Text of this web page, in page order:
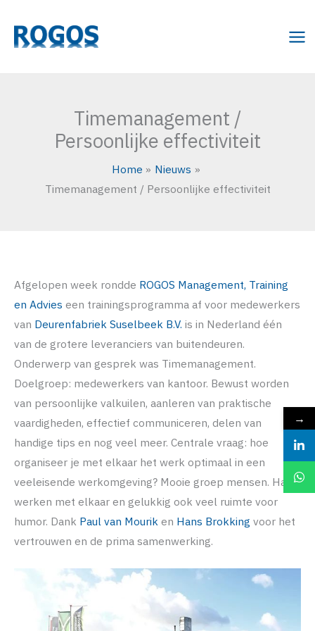
naar
Timemanagement /
Persoonlijke effectiviteit
Home
Nieuws
Timemanagement / Persoonlijke effectiviteit
Afgelopen week rondde ROGOS Management, Training
en Advies een trainingsprogramma af voor medewerkers
van Deurenfabriek Suselbeek B.V. is in Nederland één
van de grotere leveranciers van buitendeuren.
Onderwerp van gesprek was Timemanagement.
Doelgroep: medewerkers van kantoor. Bewust worden
van persoonlijke valkuilen, aanleren van praktische
vaardigheden, effectief communiceren, delen van
handige tips en nog veel meer. Centrale vraag: hoe
organiseer je met elkaar het werk optimaal in een
veeleisende werkomgeving? Mooie groep mensen. Hard
werken met elkaar en gelukkig ook veel ruimte voor
humor. Dank Paul van Mourik en Hans Brokking voor het
vertrouwen en de prima samenwerking.
→